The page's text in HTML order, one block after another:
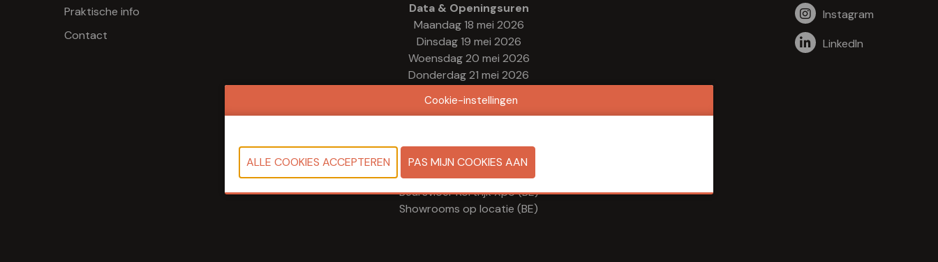
Praktische info
Contact
Data & Openingsuren
Maandag 18 mei 2026
Dinsdag 19 mei 2026
Woensdag 20 mei 2026
Donderdag 21 mei 2026
telkens van: 09.00 - 17.00
Locaties
Beursvloer Kortrijk Xpo (BE)
Showrooms op locatie (BE)
Instagram
LinkedIn
Cookie-instellingen